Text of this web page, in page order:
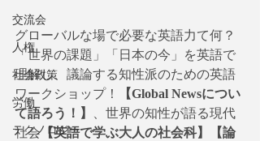
交流会
人権
社会政策
労働
テクノロジー
グローバルな場で必要な英語力て何？
「世界の課題」「日本の今」を英語で
理解し、議論する知性派のための英語
ワークショップ！
【Global Newsについ
て語ろう！】
、世界の知性が語る現代
社会【英語で学ぶ大人の社会科】【論